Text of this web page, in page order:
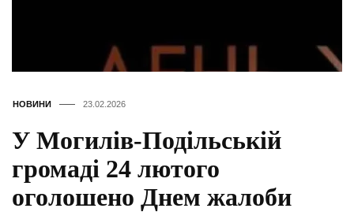
НОВИНИ 23.02.2026
У Могилів-Подільській
громаді 24 лютого
оголошено Днем жалоби